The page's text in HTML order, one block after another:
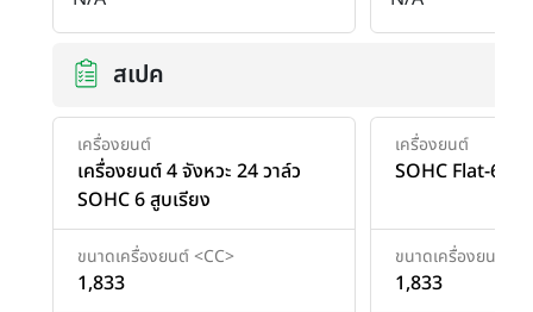
สเปค
เครื่องยนต์
เครื่องยนต์ 4 จังหวะ 24 วาล์ว
SOHC 6 สูบเรียง
ขนาดเครื่องยนต์ <CC>
1,833
เครื่องยนต์
SOHC Flat-6 4
ขนาดเครื่องยนต์
1,833